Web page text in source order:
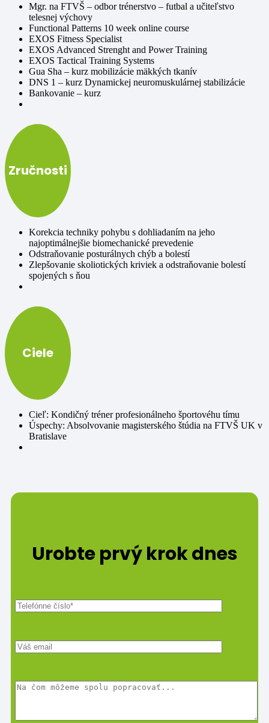
Mgr. na FTVŠ – odbor trénerstvo – futbal a učiteľstvo
telesnej výchovy
Functional Patterns 10 week online course
EXOS Fitness Specialist
EXOS Advanced Strenght and Power Training
EXOS Tactical Training Systems
Gua Sha – kurz mobilizácie mäkkých tkanív
DNS 1 – kurz Dynamickej neuromuskulárnej stabilizácie
Bankovanie – kurz
Zručnosti
Korekcia techniky pohybu s dohliadaním na jeho
najoptimálnejšie biomechanické prevedenie
Odstraňovanie posturálnych chýb a bolestí
Zlepšovanie skoliotických kriviek a odstraňovanie bolestí
spojených s ňou
Ciele
Cieľ: Kondičný tréner profesionálneho športovéhu tímu
Úspechy: Absolvovanie magisterského štúdia na FTVŠ UK v
Bratislave
Urobte prvý krok dnes